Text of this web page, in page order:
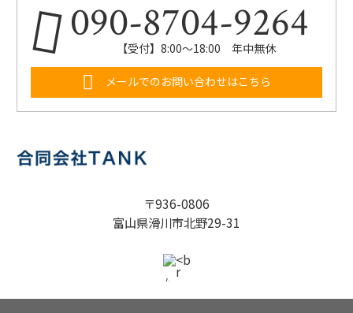
090-8704-9264
【受付】8:00～18:00 年中無休
メールでのお問い合わせはこちら
〒936-0806
富山県滑川市北野29-31